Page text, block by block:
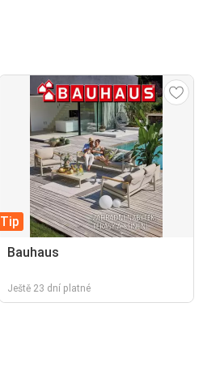
Tip
Bauhaus
Ještě 23 dní platné